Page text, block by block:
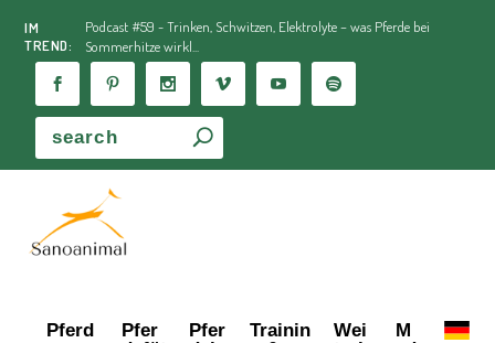
IM
TREND:
Podcast #59 - Trinken, Schwitzen, Elektrolyte – was Pferde bei
Sommerhitze wirkl...
Pferd
Pfer
Pfer
Trainin
Wei
M